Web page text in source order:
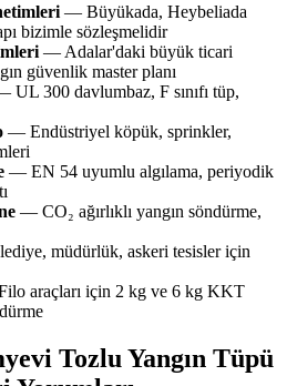
— Büyükada, Heybeliada
bizimle sözleşmelidir
— Adalar'daki büyük ticari
güvenlik master planı
UL 300 davlumbaz, F sınıfı tüp,
— Endüstriyel köpük, sprinkler,
— EN 54 uyumlu algılama, periyodik
— CO₂ ağırlıklı yangın söndürme,
müdürlük, askeri tesisler için
araçları için 2 kg ve 6 kg KKT
Tozlu Yangın Tüpü